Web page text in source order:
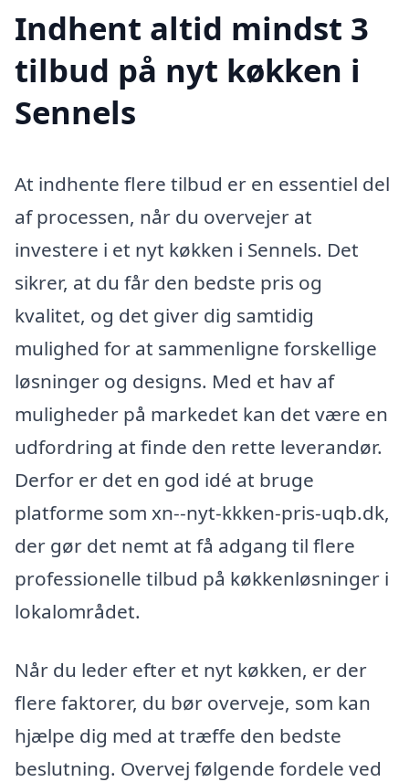
Indhent altid mindst 3
tilbud på nyt køkken i
Sennels
At indhente flere tilbud er en essentiel del
af processen, når du overvejer at
investere i et nyt køkken i Sennels. Det
sikrer, at du får den bedste pris og
kvalitet, og det giver dig samtidig
mulighed for at sammenligne forskellige
løsninger og designs. Med et hav af
muligheder på markedet kan det være en
udfordring at finde den rette leverandør.
Derfor er det en god idé at bruge
platforme som xn--nyt-kkken-pris-uqb.dk,
der gør det nemt at få adgang til flere
professionelle tilbud på køkkenløsninger i
lokalområdet.
Når du leder efter et nyt køkken, er der
flere faktorer, du bør overveje, som kan
hjælpe dig med at træffe den bedste
beslutning. Overvej følgende fordele ved